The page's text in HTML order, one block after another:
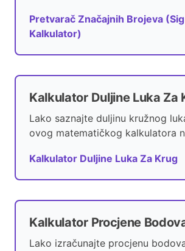
Pretvarač Značajnih Brojeva
Kalkulator)
Kalkulator Duljine Luka Za
Lako saznajte duljinu kružnog
ovog matematičkog kalkulatora
Kalkulator Duljine Luka Za Krug
Kalkulator Procjene
Lako izračunajte procjenu